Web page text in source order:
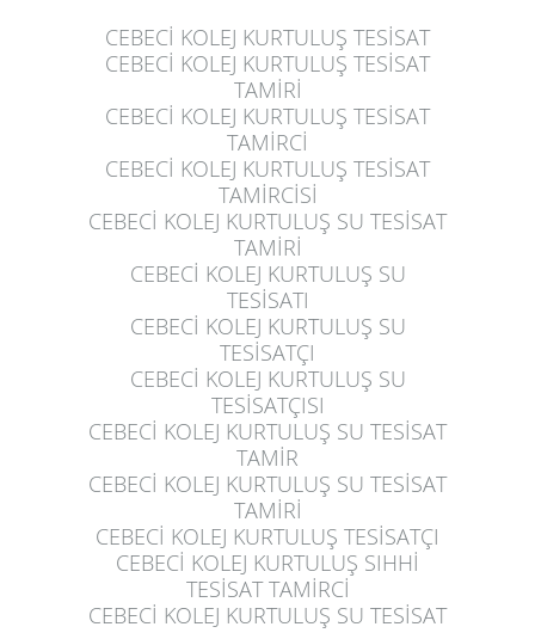
CEBECİ KOLEJ KURTULUŞ TESİSAT
CEBECİ KOLEJ KURTULUŞ TESİSAT
TAMİRİ
CEBECİ KOLEJ KURTULUŞ TESİSAT
TAMİRCİ
CEBECİ KOLEJ KURTULUŞ TESİSAT
TAMİRCİSİ
CEBECİ KOLEJ KURTULUŞ SU TESİSAT
TAMİRİ
CEBECİ KOLEJ KURTULUŞ SU
TESİSATI
CEBECİ KOLEJ KURTULUŞ SU
TESİSATÇI
CEBECİ KOLEJ KURTULUŞ SU
TESİSATÇISI
CEBECİ KOLEJ KURTULUŞ SU TESİSAT
TAMİR
CEBECİ KOLEJ KURTULUŞ SU TESİSAT
TAMİRİ
CEBECİ KOLEJ KURTULUŞ TESİSATÇI
CEBECİ KOLEJ KURTULUŞ SIHHİ
TESİSAT TAMİRCİ
CEBECİ KOLEJ KURTULUŞ SU TESİSAT